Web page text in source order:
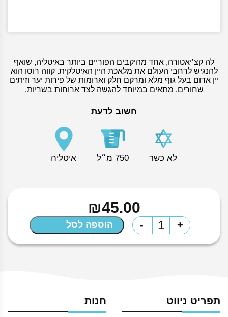
לה קצ’יאטורה, אחד מהיקבים הפוריים ביותר באיטליה, שואף
להנגיש לרחבי העולם את מלאכת היין האיטלקית. קווה רוסו הוא
יין אדום בעל גוף מלא ומרקם חלק וארומות של פירות יער וזיתים
שחורים. מתאים במיוחד להגשה לצד ארוחות בשריות.
חשוב לדעת
לא כשר 750 מ״ל איטליה
₪45.00
+
כמות
של
יין
- הוספה לסל
תפריט ניווט חנות